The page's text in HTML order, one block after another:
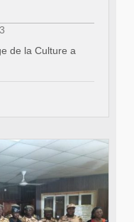
de la Culture a